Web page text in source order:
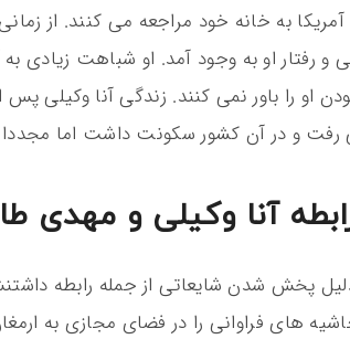
به خانه خود مراجعه می کنند. از
و رفتار او به وجود آمد. او شباهت زیادی
بودن او را باور نمی کنند. زندگی آنا وکیلی
رفت و در آن کشور سکونت داشت اما
آنا وکیلی و مهدی
پخش شدن شایعاتی از جمله رابطه
های فراوانی را در فضای مجازی به